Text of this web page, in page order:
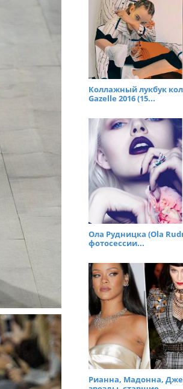
Коллажный лукбук
Gazelle 2016 (15...
Ола Рудницка (Ola
фотосессии...
Рианна, Мадонна,